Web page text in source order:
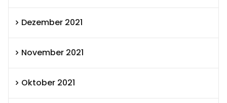
Dezember 2021
November 2021
Oktober 2021